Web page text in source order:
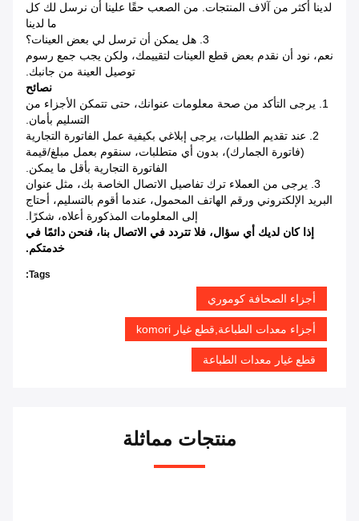
لدينا أكثر من آلاف المنتجات. من الصعب حقًا علينا أن نرسل لك كل
ما لدينا
3. هل يمكن أن ترسل لي بعض العينات؟
نعم، نود أن نقدم بعض قطع العينات لتقييمك، ولكن يجب جمع رسوم
توصيل العينة من جانبك.
نصائح
1. يرجى التأكد من صحة معلومات عنوانك، حتى تتمكن الأجزاء من
التسليم بأمان.
2. عند تقديم الطلبات، يرجى إبلاغي بكيفية عمل الفاتورة التجارية
(فاتورة الجمارك)، بدون أي متطلبات، سنقوم بعمل مبلغ/قيمة
الفاتورة التجارية بأقل ما يمكن.
3. يرجى من العملاء ترك تفاصيل الاتصال الخاصة بك، مثل عنوان
البريد الإلكتروني ورقم الهاتف المحمول، عندما أقوم بالتسليم، أحتاج
إلى المعلومات المذكورة أعلاه، شكرًا.
إذا كان لديك أي سؤال، فلا تتردد في الاتصال بنا، فنحن دائمًا في
خدمتكم.
Tags:
أجزاء الصحافة كوموري
أجزاء معدات الطباعة,قطع غيار komori
قطع غيار معدات الطباعة
منتجات مماثلة